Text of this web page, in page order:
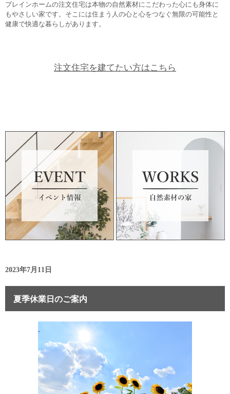
プレインホームの注文住宅は本物の自然素材にこだわった心にも身体に
もやさしい家です。そこには住まう人の心と心をつなぐ無限の可能性と
健康で快適な暮らしがあります。
注文住宅を建てたい方はこちら
2023年7月11日
夏季休業日のご案内